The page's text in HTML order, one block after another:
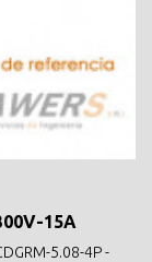
15A
5.08-4P -